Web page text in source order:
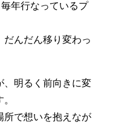
年行なっているプ
だんだん移り変わっ
、明るく前向きに変
所で想いを抱えなが